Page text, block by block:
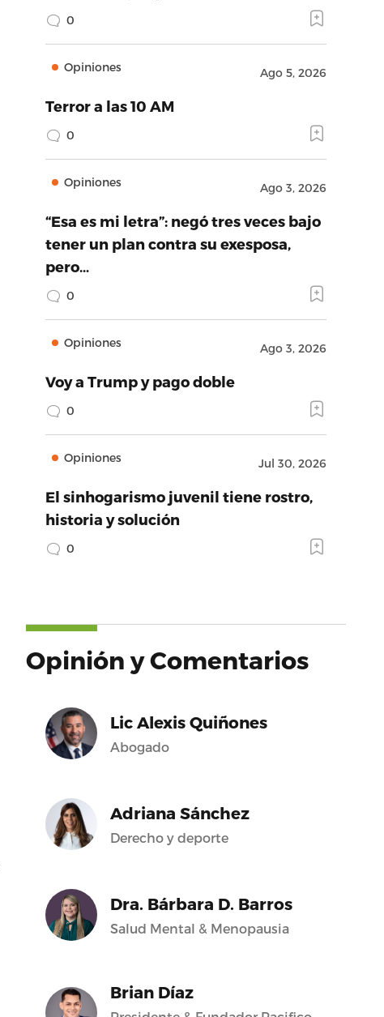
0
Opiniones Ago 5, 2026
Terror a las 10 AM
0
Opiniones Ago 3, 2026
“Esa es mi letra”: negó tres veces bajo
tener un plan contra su exesposa,
pero…
0
Opiniones Ago 3, 2026
Voy a Trump y pago doble
0
Opiniones Jul 30, 2026
El sinhogarismo juvenil tiene rostro,
historia y solución
0
Opinión y Comentarios
Lic Alexis Quiñones
Abogado
Adriana Sánchez
Derecho y deporte
Dra. Bárbara D. Barros
Salud Mental & Menopausia
Brian Díaz